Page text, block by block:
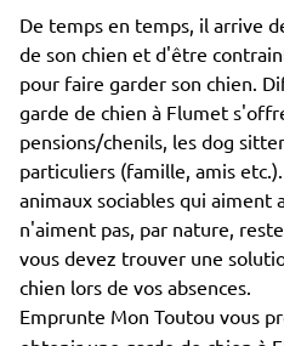
De temps en temps, il arrive
de son chien et d'être
pour faire garder son chien.
garde de chien à Flumet
pensions/chenils, les dog
particuliers (famille, amis
animaux sociables qui aiment
n'aiment pas, par nature,
vous devez trouver une
chien lors de vos absences.
Emprunte Mon Toutou vous